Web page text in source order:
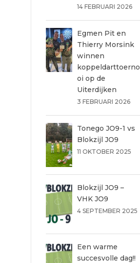
14 FEBRUARI 2026
Egmen Pit en
Thierry Morsink
winnen
koppeldarttoerno
oi op de
Uiterdijken
3 FEBRUARI 2026
Tonego JO9-1 vs
Blokzijl JO9
11 OKTOBER 2025
Blokzijl JO9 –
VHK JO9
4 SEPTEMBER 2025
Een warme
succesvolle dag!!